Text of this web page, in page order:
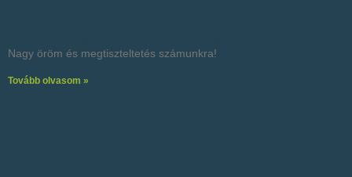
Nagy öröm és megtiszteltetés számunkra!
Tovább olvasom »